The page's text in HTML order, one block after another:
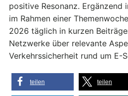
positive Resonanz. Ergänzend
im Rahmen einer
2026 täglich in kurzen
Netzwerke über relevante
Verkehrssicherheit rund um E-
teilen teilen